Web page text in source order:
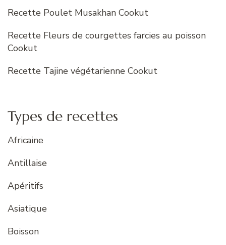
Recette Poulet Musakhan Cookut
Recette Fleurs de courgettes farcies au poisson
Cookut
Recette Tajine végétarienne Cookut
Types de recettes
Africaine
Antillaise
Apéritifs
Asiatique
Boisson